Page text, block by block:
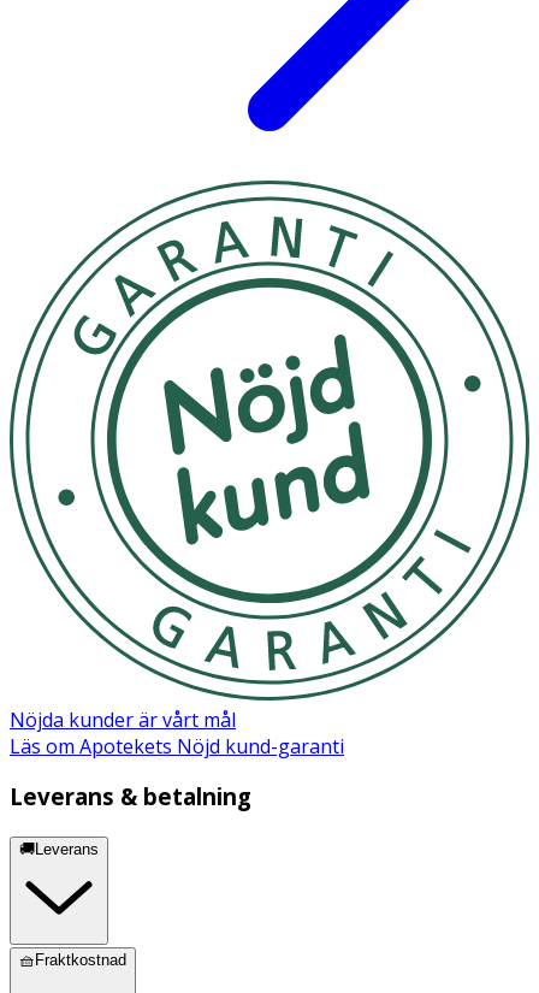
Nöjda kunder är vårt mål
Läs om Apotekets Nöjd kund-garanti
Leverans & betalning
🚚Leverans
🧺Fraktkostnad